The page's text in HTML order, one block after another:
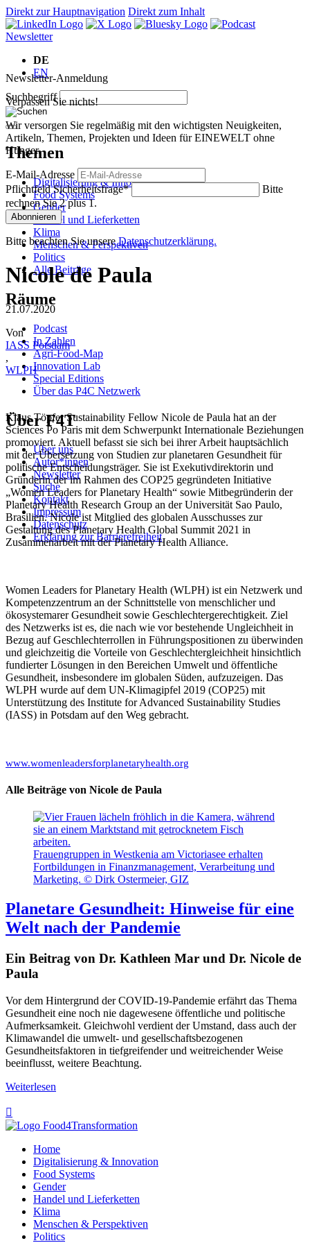
Direkt zur Hauptnavigation Direkt zum Inhalt
Newsletter
DE
EN
Suchbegriff
Themen
Digitalisierung & Innovation
Food Systems
Gender
Handel und Lieferketten
Klima
Menschen & Perspektiven
Politics
Alle Beiträge
Räume
Podcast
In Zahlen
Agri-Food-Map
Innovation Lab
Special Editions
Über das P4C Netzwerk
Über F4T
Über uns
Autor*innen
Newsletter
Suche
Kontakt
Impressum
Datenschutz
Erklärung zur Barrierefreiheit
Newsletter-Anmeldung
Verpassen Sie nichts!
Wir versorgen Sie regelmäßig mit den wichtigsten Neuigkeiten,
Artikeln, Themen, Projekten und Ideen für EINEWELT ohne
Hunger.
E-Mail-Adresse
PflichtfeldSicherheitsfrage*
Bitte
rechnen Sie 2 plus 1.
Abonnieren
Bitte beachten Sie unsereDatenschutzerklärung.
Nicole de Paula
21.07.2020
Von
IASS Potsdam
,
WLPH
Klaus Töpfer Sustainability Fellow Nicole de Paula hat an der
Sciences Po Paris mit dem Schwerpunkt Internationale Beziehungen
promoviert. Aktuell befasst sie sich bei ihrer Arbeit hauptsächlich
mit der Übersetzung von Studien zur planetaren Gesundheit für
politische Entscheidungsträger. Sie ist Exekutivdirektorin und
Gründerin der im Rahmen des COP25 gegründeten Initiative
„Women Leaders for Planetary Health“ sowie Mitbegründerin der
Planetary Health Research Group an der Universität Sao Paulo,
Brasilien. Nicole ist Mitglied des globalen Ausschusses zur
Gestaltung des Planetary Health Global Summit 2021 in
Zusammenarbeit mit der Planetary Health Alliance.
Women Leaders for Planetary Health (WLPH) ist ein Netzwerk und
Kompetenzzentrum an der Schnittstelle von menschlicher und
ökosystemarer Gesundheit sowie Geschlechtergerechtigkeit. Ziel
des Netzwerks ist es, die nach wie vor bestehende Ungleichheit in
Bezug auf Geschlechterrollen in Führungspositionen zu überwinden
und gleichzeitig die Vorteile von Geschlechtergleichheit hinsichtlich
fundierter Lösungen in den Bereichen Umwelt und öffentliche
Gesundheit, insbesondere im globalen Süden, aufzuzeigen. Das
WLPH wurde auf dem UN-Klimagipfel 2019 (COP25) mit
Unterstützung des Institute for Advanced Sustainability Studies
(IASS) in Potsdam auf den Weg gebracht.
www.womenleadersforplanetaryhealth.org
Alle Beiträge von Nicole de Paula
Frauengruppen in Westkenia am Victoriasee erhalten
Fortbildungen in Finanzmanagement, Verarbeitung und
Marketing. © Dirk Ostermeier, GIZ
Planetare Gesundheit: Hinweise für eine
Welt nach der Pandemie
Ein Beitrag von Dr. Kathleen Mar und Dr. Nicole de
Paula
Vor dem Hintergrund der COVID-19-Pandemie erfährt das Thema
Gesundheit eine noch nie dagewesene öffentliche und politische
Aufmerksamkeit. Gleichwohl verdient der Umstand, dass auch der
Klimawandel die umwelt- und gesellschaftsbezogenen
Gesundheitsfaktoren in tiefgreifender und weitreichender Weise
beeinflusst, weitere Beachtung.
Weiterlesen

Home
Digitalisierung & Innovation
Food Systems
Gender
Handel und Lieferketten
Klima
Menschen & Perspektiven
Politics